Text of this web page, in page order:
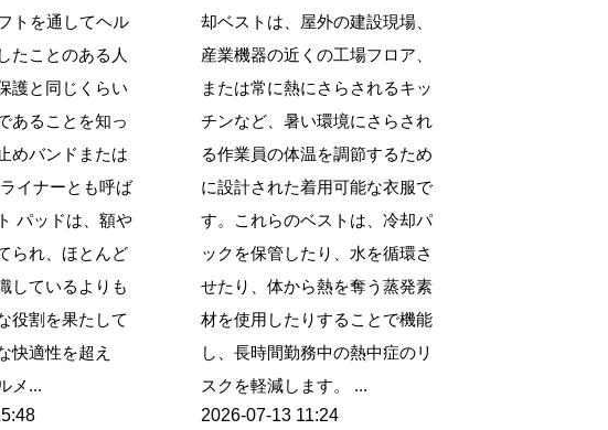
トを通してヘル
たことのある人
護と同じくらい
あることを知っ
めバンドまたは
イナーとも呼ば
パッドは、額や
られ、ほとんど
しているよりも
役割を果たして
快適性を超え
メ...
却ベストは、屋外の建設現場、
産業機器の近くの工場フロア、
または常に熱にさらされるキッ
チンなど、暑い環境にさらされ
る作業員の体温を調節するため
に設計された着用可能な衣服で
す。これらのベストは、冷却パ
ックを保管したり、水を循環さ
せたり、体から熱を奪う蒸発素
材を使用したりすることで機能
し、長時間勤務中の熱中症のリ
スクを軽減します。 ...
2026-07-13 11:24